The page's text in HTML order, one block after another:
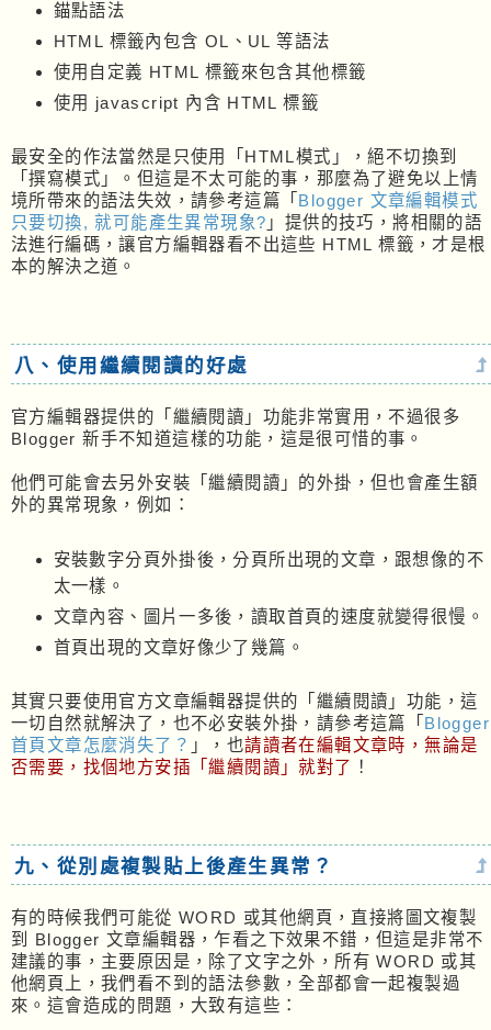
錨點語法
HTML 標籤內包含 OL、UL 等語法
使用自定義 HTML 標籤來包含其他標籤
使用 javascript 內含 HTML 標籤
最安全的作法當然是只使用「HTML模式」，絕不切換到
「撰寫模式」。但這是不太可能的事，那麼為了避免以上情
境所帶來的語法失效，請參考這篇「 Blogger 文章編輯模式
只要切換, 就可能產生異常現象? 」提供的技巧，將相關的語
法進行編碼，讓官方編輯器看不出這些 HTML 標籤，才是根
本的解決之道。
八、使用繼續閱讀的好處
官方編輯器提供的「繼續閱讀」功能非常實用，不過很多
Blogger 新手不知道這樣的功能，這是很可惜的事。
他們可能會去另外安裝「繼續閱讀」的外掛，但也會產生額
外的異常現象，例如：
安裝數字分頁外掛後，分頁所出現的文章，跟想像的不
太一樣。
文章內容、圖片一多後，讀取首頁的速度就變得很慢。
首頁出現的文章好像少了幾篇。
其實只要使用官方文章編輯器提供的「繼續閱讀」功能，這
一切自然就解決了，也不必安裝外掛，請參考這篇「 Blogger
首頁文章怎麼消失了？ 」，也請讀者在編輯文章時，無論是
否需要，找個地方安插「繼續閱讀」就對了 ！
九、從別處複製貼上後產生異常？
有的時候我們可能從 WORD 或其他網頁，直接將圖文複製
到 Blogger 文章編輯器，乍看之下效果不錯，但這是非常不
建議的事，主要原因是，除了文字之外，所有 WORD 或其
他網頁上，我們看不到的語法參數，全部都會一起複製過
來。這會造成的問題，大致有這些：